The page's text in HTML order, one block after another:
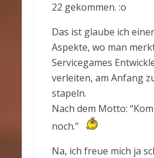
22 gekommen. :o
Das ist glaube ich
Aspekte, wo man
Servicegames
verleiten, am Anfang
stapeln.
Nach dem Motto:
noch.”
Na, ich freue mich ja